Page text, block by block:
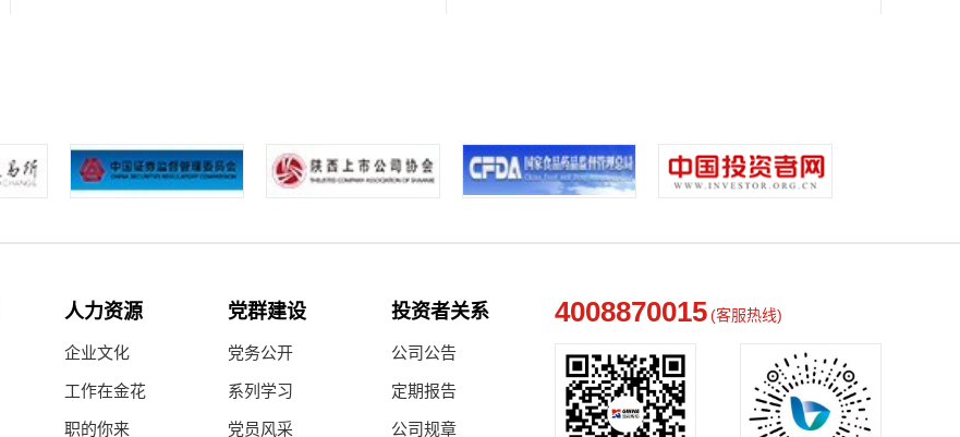
SPECIAL COLUMN
人力资源
企业文化
工作在金花
职的你来
党群建设
党务公开
系列学习
党员风采
投资者关系
公司公告
定期报告
公司规章
4008870015(客服热线)